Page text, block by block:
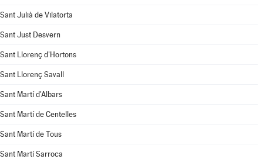
Sant Julià de Vilatorta
Sant Just Desvern
Sant Llorenç d'Hortons
Sant Llorenç Savall
Sant Martí d'Albars
Sant Martí de Centelles
Sant Martí de Tous
Sant Martí Sarroca